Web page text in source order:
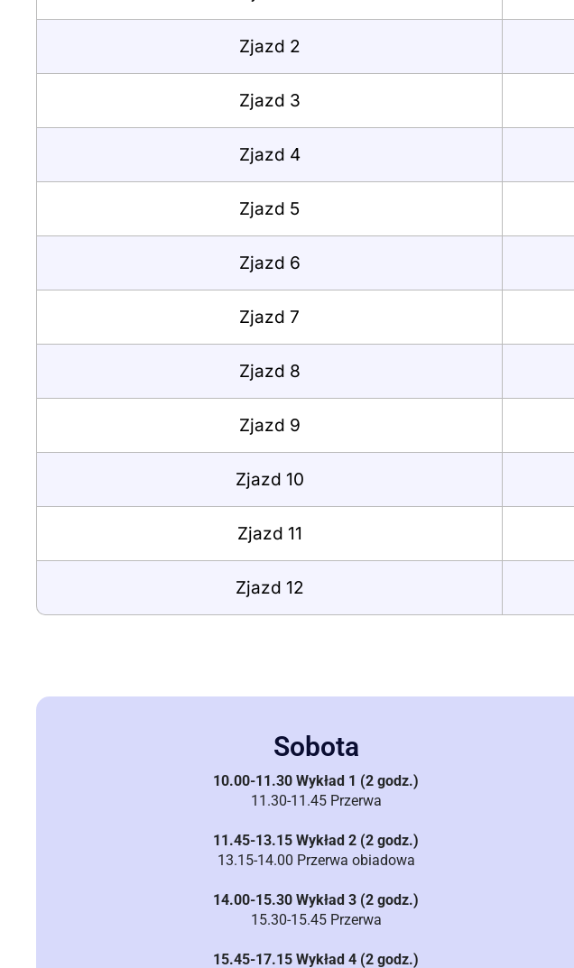
Zjazd 2
Zjazd 3
Zjazd 4
Zjazd 5
Zjazd 6
Zjazd 7
Zjazd 8
Zjazd 9
Zjazd 10
Zjazd 11
Zjazd 12
Sobota
10.00-11.30 Wykład 1 (2 godz.)
11.30-11.45 Przerwa
11.45-13.15 Wykład 2 (2 godz.)
13.15-14.00 Przerwa obiadowa
14.00-15.30 Wykład 3 (2 godz.)
15.30-15.45 Przerwa
15.45-17.15 Wykład 4 (2 godz.)